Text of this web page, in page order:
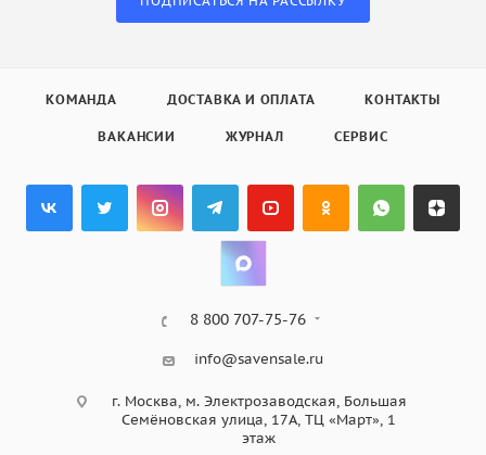
КОМАНДА ДОСТАВКА И ОПЛАТА КОНТАКТЫ
ВАКАНСИИ ЖУРНАЛ СЕРВИС
8 800 707-75-76
info@savensale.ru
г. Москва, м. Электрозаводская, Большая
Семёновская улица, 17А, ТЦ «Март», 1
этаж